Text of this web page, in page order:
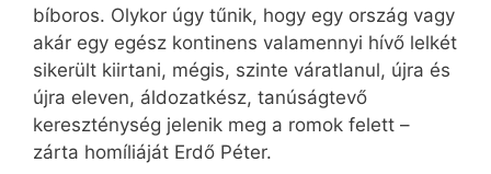
bíboros. Olykor úgy tűnik, hogy egy ország vagy
akár egy egész kontinens valamennyi hívő lelkét
sikerült kiirtani, mégis, szinte váratlanul, újra és
újra eleven, áldozatkész, tanúságtevő
kereszténység jelenik meg a romok felett –
zárta homíliáját Erdő Péter.